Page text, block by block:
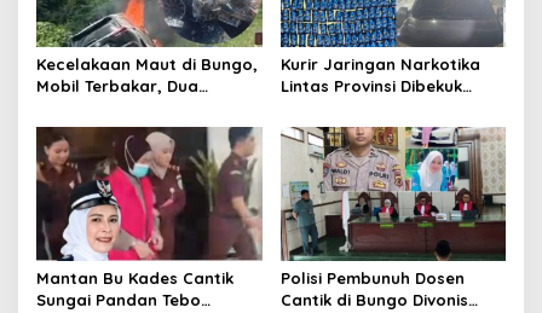
Kecelakaan Maut di Bungo,
Mobil Terbakar, Dua
Tempat
Kurir Jaringan Narkotika
Lintas Provinsi Dibekuk
Mantan Bu Kades Cantik
Sungai Pandan Tebo
Polisi Pembunuh Dosen
Cantik di Bungo Divonis